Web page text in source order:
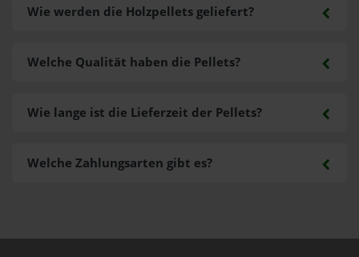
Wie werden die Holzpellets geliefert?
Welche Zahlungsarten gibt es?
Welche Qualität haben die Pellets?
Wie lange ist die Lieferzeit der Pellets?